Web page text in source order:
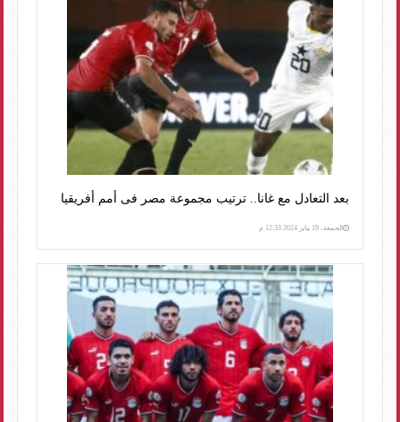
بعد التعادل مع غانا.. ترتيب مجموعة مصر فى أمم أفريقيا
الجمعة، 19 يناير 2024 12:33 م